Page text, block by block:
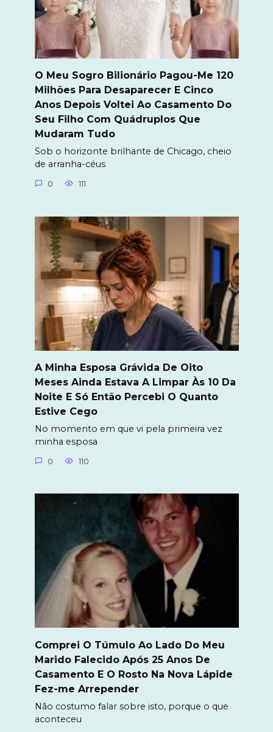
O Meu Sogro Bilionário Pagou-Me 120
Milhões Para Desaparecer E Cinco
Anos Depois Voltei Ao Casamento Do
Seu Filho Com Quádruplos Que
Mudaram Tudo
Sob o horizonte brilhante de Chicago, cheio
de arranha-céus
0 111
A Minha Esposa Grávida De Oito
Meses Ainda Estava A Limpar Às 10 Da
Noite E Só Então Percebi O Quanto
Estive Cego
No momento em que vi pela primeira vez
minha esposa
0 110
Comprei O Túmulo Ao Lado Do Meu
Marido Falecido Após 25 Anos De
Casamento E O Rosto Na Nova Lápide
Fez-me Arrepender
Não costumo falar sobre isto, porque o que
aconteceu